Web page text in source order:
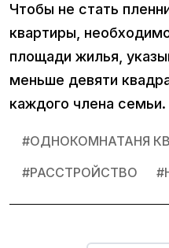
Чтобы не стать
квартиры,
площади жилья,
меньше девяти
каждого члена
#ОДНОКОМНАТАНЯ
#РАССТРОЙСТВО #